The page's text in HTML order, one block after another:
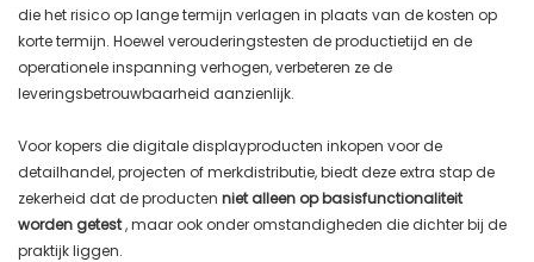
die het risico op lange termijn verlagen in plaats van de kosten op
korte termijn. Hoewel verouderingstesten de productietijd en de
operationele inspanning verhogen, verbeteren ze de
leveringsbetrouwbaarheid aanzienlijk.
Voor kopers die digitale displayproducten inkopen voor de
detailhandel, projecten of merkdistributie, biedt deze extra stap de
zekerheid dat de producten niet alleen op basisfunctionaliteit
worden getest, maar ook onder omstandigheden die dichter bij de
praktijk liggen.